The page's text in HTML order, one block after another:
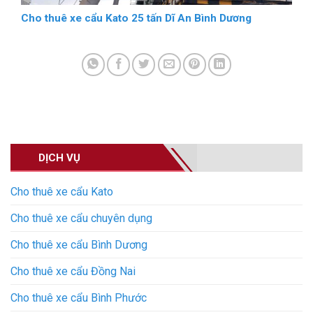
DỊCH VỤ
Cho thuê xe cẩu Kato
Cho thuê xe cẩu chuyên dụng
Cho thuê xe cẩu Bình Dương
Cho thuê xe cẩu Đồng Nai
Cho thuê xe cẩu Bình Phước
Cho thuê xe cẩu Kato 25 tấn Dĩ An Bình Dương